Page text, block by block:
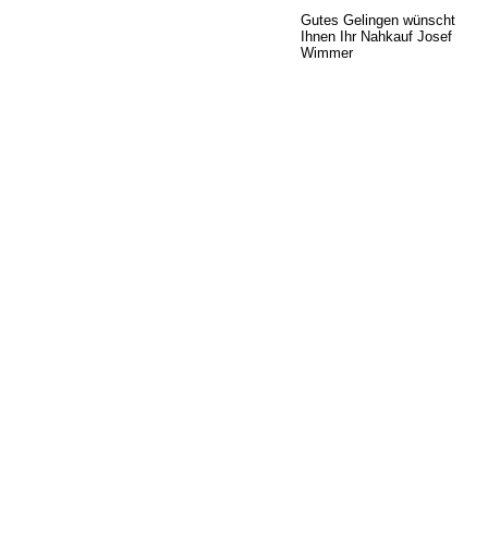
Gutes Gelingen wünscht
Ihnen Ihr Nahkauf Josef
Wimmer